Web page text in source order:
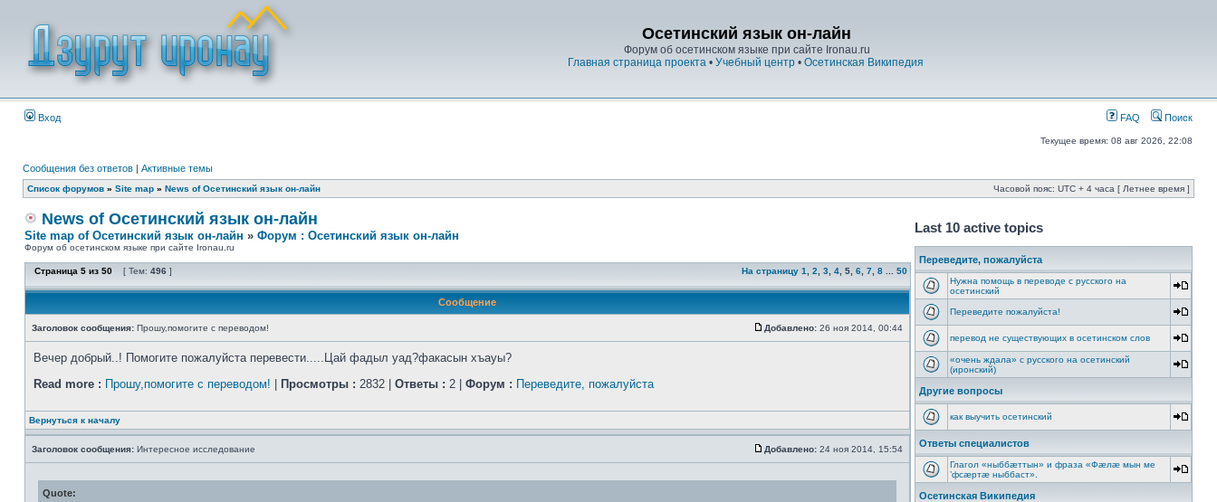
Осетинский язык он-лайн
Форум об осетинском языке при сайте Ironau.ru
Главная страница проекта • Учебный центр • Осетинская Википедия
Вход FAQ Поиск
Текущее время: 08 авг 2026, 22:08
Сообщения без ответов | Активные темы
Список форумов » Site map » News of Осетинский язык он-лайн Часовой пояс: UTC + 4 часа [ Летнее время ]
News of Осетинский язык он-лайн
Site map of Осетинский язык он-лайн » Форум : Осетинский язык он-лайн
Форум об осетинском языке при сайте Ironau.ru
Страница 5 из 50 [ Тем: 496 ] На страницу 1 2 3 4 5 6 7 8 50
Сообщение
Заголовок сообщения: Прошу,помогите с переводом! Добавлено: 26 ноя 2014, 00:44
Вечер добрый..! Помогите пожалуйста перевести.....Цай фадыл уад?факасын хъауы?
Read more : Прошу,помогите с переводом! Просмотры : 2832 | Ответы : 2 | Форум : Переведите, пожалуйста
Вернуться к началу
Заголовок сообщения: Интересное исследование Добавлено: 24 ноя 2014, 15:54
Quote:
Last 10 active topics
Переведите, пожалуйста
Нужна помощь в переводе с русского на
осетинский
Переведите пожалуйста!
перевод не существующих в осетинском слов
«очень ждала» с русского на осетинский
(иронский)
Другие вопросы
как выучить осетинский
Ответы специалистов
Глагол «ныббæттын» и фраза «Фæлæ мын ме
’фсæртæ ныббаст».
Осетинская Википедия